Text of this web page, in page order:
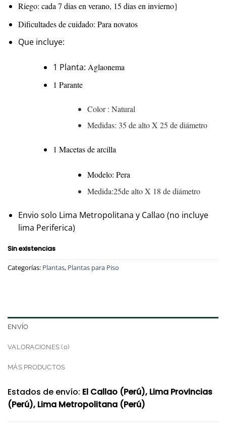
Riego: cada 7 dias en verano, 15 dias en invierno}
Dificultades de cuidado: Para novatos
Que incluye:
1 Planta: Aglaonema
1 Parante
Color : Natural
Medidas: 35 de alto X 25 de diámetro
1 Macetas de arcilla
Modelo: Pera
Medida:25de alto X 18 de diámetro
Envio solo Lima Metropolitana y Callao (no incluye
lima Periferica)
Sin existencias
Categorías: Plantas, Plantas para Piso
ENVÍO
VALORACIONES (0)
MÁS PRODUCTOS
Estados de envío: El Callao (Perú), Lima Provincias
(Perú), Lima Metropolitana (Perú)